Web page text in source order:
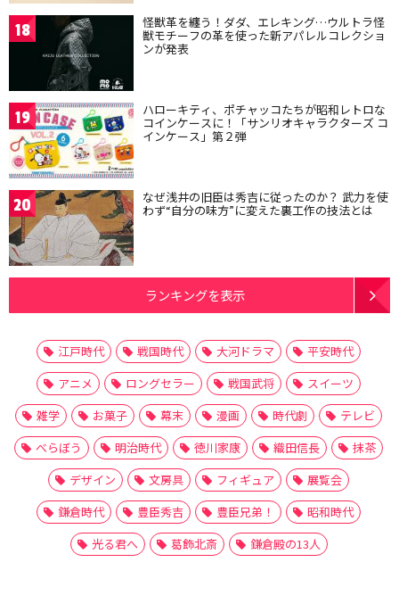
18 怪獣革を纏う！ダダ、エレキング…ウルトラ怪
獣モチーフの革を使った新アパレルコレクショ
ンが発表
19 ハローキティ、ポチャッコたちが昭和レトロな
コインケースに！「サンリオキャラクターズ コ
インケース」第２弾
20 なぜ浅井の旧臣は秀吉に従ったのか？ 武力を使
わず“自分の味方”に変えた裏工作の技法とは
ランキングを表示
江戸時代 戦国時代 大河ドラマ
平安時代
アニメ
ロングセラー 戦国武将
スイーツ
雑学
お菓子 幕末 漫画 時代劇
テレビ
べらぼう
明治時代 徳川家康 織田信長
抹茶
デザイン
文房具 フィギュア
展覧会
鎌倉時代
豊臣秀吉 豊臣兄弟！
昭和時代
光る君へ
葛飾北斎 鎌倉殿の13人